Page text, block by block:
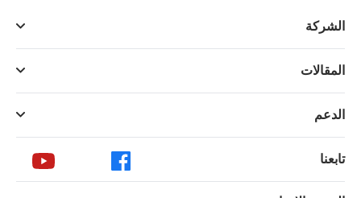
الشركة
المقالات
الدعم
تابعنا